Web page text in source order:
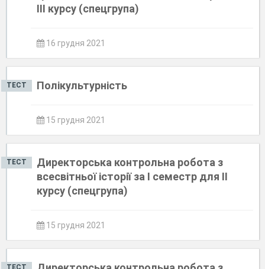
ІІІ курсу (спецгрупа)
16 грудня 2021
ТЕСТ Полікультурність
15 грудня 2021
ТЕСТ
Директорська контрольна робота з
всесвітньої історії за І семестр для ІІ
курсу (спецгрупа)
15 грудня 2021
ТЕСТ